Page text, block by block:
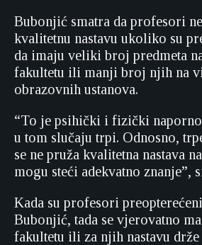
Bubonjić smatra da profesori
kvalitetnu nastavu ukoliko su
da imaju veliki broj predmeta
fakultetu ili manji broj njih na
obrazovnih ustanova.
“To je psihički i fizički
u tom slučaju trpi. Odnosno,
se ne pruža kvalitetna nastava
mogu steći adekvatno znanje”,
Kada su profesori
Bubonjić, tada se vjerovatno
fakultetu ili za njih nastavu drže